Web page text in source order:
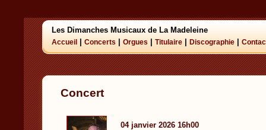
Les Dimanches Musicaux de La Madeleine
Accueil Concerts Orgues Titulaire Discographie
Concert
04 janvier 2026 16h00